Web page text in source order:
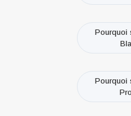
Pourquoi
Pourquoi